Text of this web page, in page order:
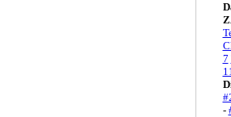
7
-